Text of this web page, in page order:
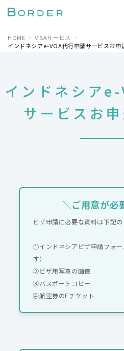
HOME
VISAサービス
インドネシアe-VOA代行申請サービスお申
インドネシア
サービスお
＼ご用意が必
ビザ申請に必要な資料は下記の
①インドネシアビザ申請フォー
す）
②ビザ用写真の画像
③パスポートコピー
④航空券のEチケット